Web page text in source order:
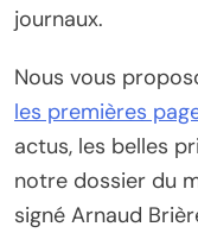
journaux.
Nous vous
les premières
actus, les belles
notre dossier du
signé Arnaud